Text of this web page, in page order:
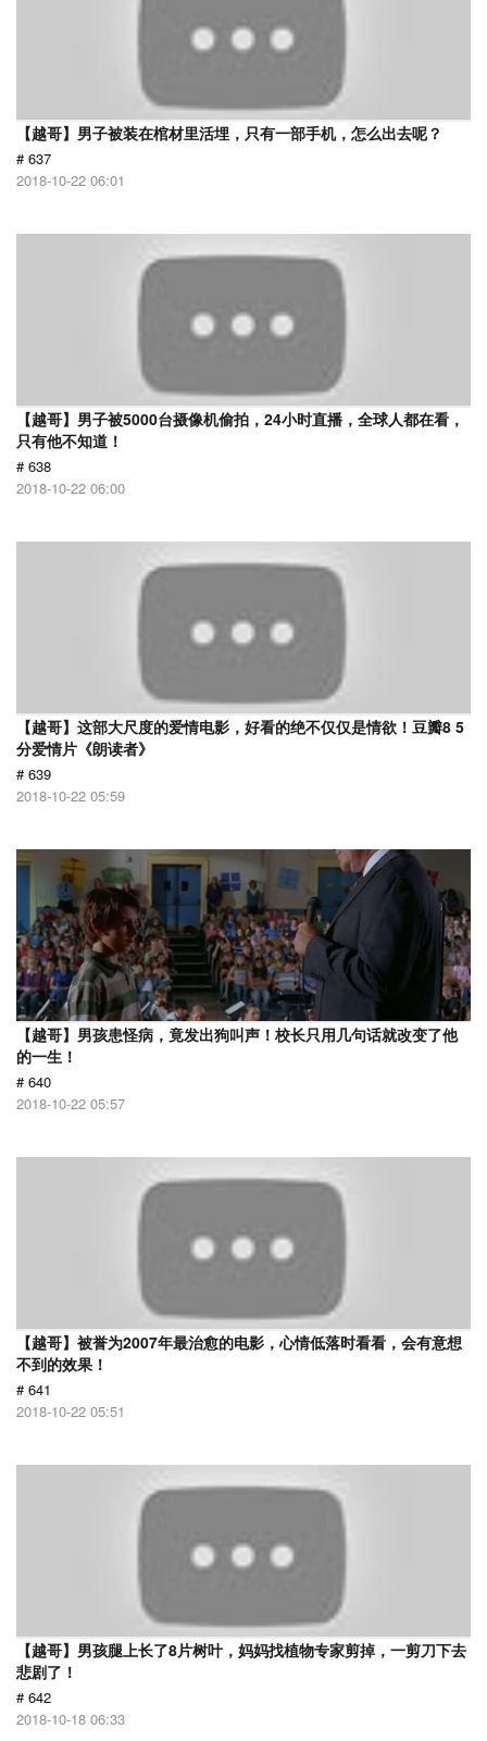
【越哥】男子被装在棺材里活埋，只有一部手机，怎么出去呢？
# 637
2018-10-22 06:01
【越哥】男子被5000台摄像机偷拍，24小时直播，全球人都在看，
只有他不知道！
# 638
2018-10-22 06:00
【越哥】这部大尺度的爱情电影，好看的绝不仅仅是情欲！豆瓣8 5
分爱情片《朗读者》
# 639
2018-10-22 05:59
【越哥】男孩患怪病，竟发出狗叫声！校长只用几句话就改变了他
的一生！
# 640
2018-10-22 05:57
【越哥】被誉为2007年最治愈的电影，心情低落时看看，会有意想
不到的效果！
# 641
2018-10-22 05:51
【越哥】男孩腿上长了8片树叶，妈妈找植物专家剪掉，一剪刀下去
悲剧了！
# 642
2018-10-18 06:33